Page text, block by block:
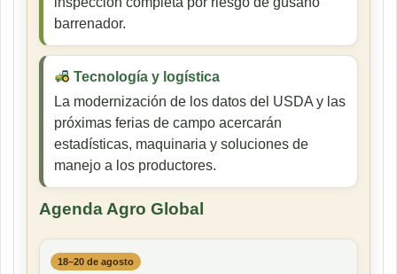
barrenador.
Tecnología y logística
La modernización de los datos del USDA y las
próximas ferias de campo acercarán
estadísticas, maquinaria y soluciones de
manejo a los productores.
Agenda Agro Global
18–20 de agosto